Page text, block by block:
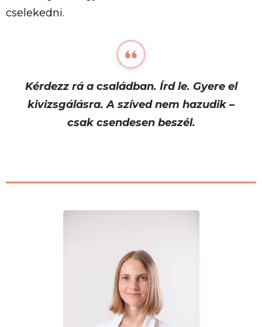
cselekedni.
Kérdezz rá a családban. Írd le. Gyere el
kivizsgálásra. A szíved nem hazudik –
csak csendesen beszél.